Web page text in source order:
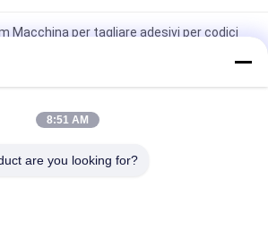
Macchina per tagliare adesivi per codici
5,8 KW
principale Macchina di taglio a stampo di
barre con dispositivo UV Voltage 380V
UV 380V
8:51 AM
are you looking for?